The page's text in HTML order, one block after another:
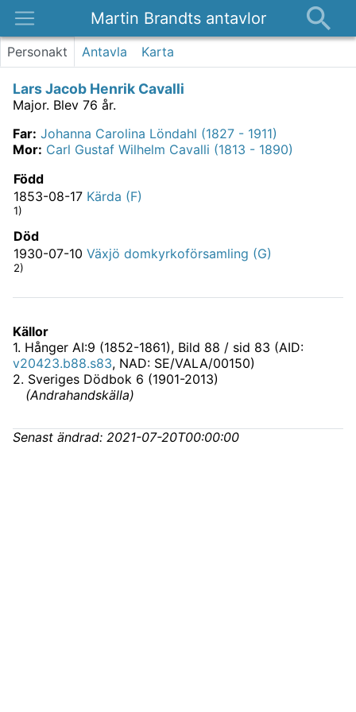
Martin Brandts antavlor
Platser
Om
Kontakt
Personakt Antavla Karta
Lars Jacob Henrik Cavalli
Major. Blev 76 år.
Far: Johanna Carolina Löndahl (1827 - 1911)
Mor: Carl Gustaf Wilhelm Cavalli (1813 - 1890)
Född
1853-08-17 Kärda (F)
1)
Död
1930-07-10 Växjö domkyrkoförsamling (G)
2)
Källor
1. Hånger AI:9 (1852-1861), Bild 88 / sid 83 (AID:
v20423.b88.s83, NAD: SE/VALA/00150)
2. Sveriges Dödbok 6 (1901-2013)
(Andrahandskälla)
Senast ändrad: 2021-07-20T00:00:00